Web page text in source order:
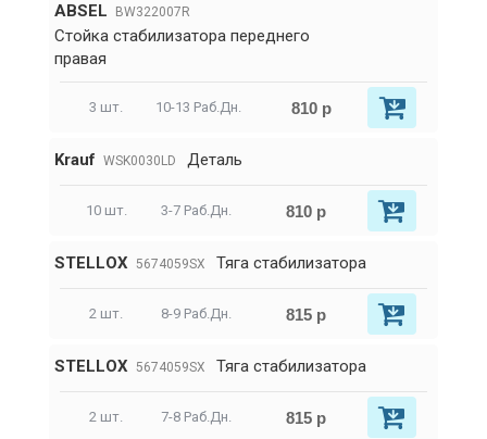
ABSEL BW322007R
Стойка стабилизатора переднего
правая
3 шт. 10-13 Раб.Дн. 810 р
Krauf WSK0030LD Деталь
10 шт. 3-7 Раб.Дн. 810 р
STELLOX 5674059SX Тяга стабилизатора
2 шт. 8-9 Раб.Дн. 815 р
STELLOX 5674059SX Тяга стабилизатора
2 шт. 7-8 Раб.Дн. 815 р